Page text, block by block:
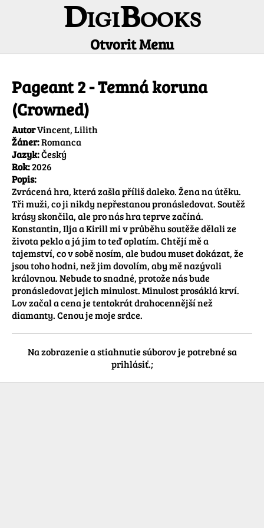
DigiBooks
Otvorit Menu
Pageant 2 - Temná koruna
(Crowned)
AutorVincent, Lilith
Žáner:Romanca
Jazyk:Český
Rok:2026
Popis:
Zvrácená hra, která zašla příliš daleko. Žena na útěku.
Tři muži, co ji nikdy nepřestanou pronásledovat. Soutěž
krásy skončila, ale pro nás hra teprve začíná.
Konstantin, Ilja a Kirill mi v průběhu soutěže dělali ze
života peklo a já jim to teď oplatím. Chtějí mě a
tajemství, co v sobě nosím, ale budou muset dokázat, že
jsou toho hodni, než jim dovolím, aby mě nazývali
královnou. Nebude to snadné, protože nás bude
pronásledovat jejich minulost. Minulost prosáklá krví.
Lov začal a cena je tentokrát drahocennější než
diamanty. Cenou je moje srdce.
Na zobrazenie a stiahnutie súborov je potrebné sa
prihlásiť.;